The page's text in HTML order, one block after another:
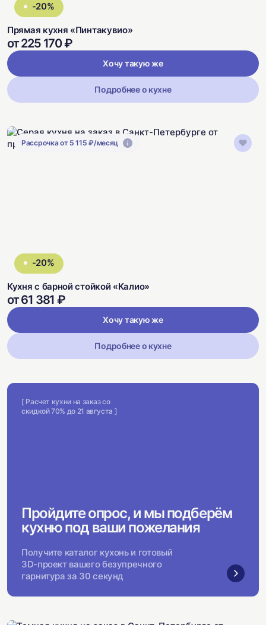
-20%
Прямая кухня «Пинтакувио»
от 225 170 ₽
Хочу такую же
Подробнее о кухне
Рассрочка от 5 115 ₽/месяц
-20%
Кухня с барной стойкой «Калио»
от 61 381 ₽
Хочу такую же
Подробнее о кухне
[ Расчет кухни на заказ со
скидкой 70% до 21 августа ]
Пройдите опрос, и мы подберём
кухню под ваши пожелания
Получите каталог кухонь и готовый
3D-проект вашего безупречного
гарнитура за 30 секунд